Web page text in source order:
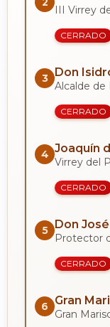
III Virrey
CERRADO
3 Don
Alcalde de
CERRADO
4 Joaquín
Virrey del
CERRADO
5 Don
Protector
CERRADO
6 Gran